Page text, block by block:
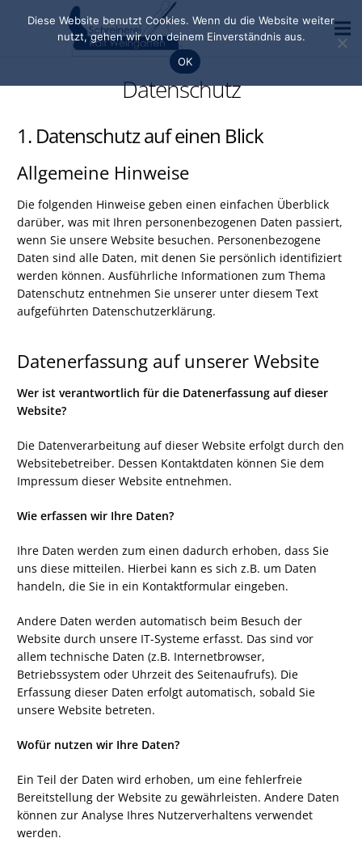
Produkte und Leistungen
Kontakt
Datenschutz
1. Datenschutz auf einen Blick
Allgemeine Hinweise
Die folgenden Hinweise geben einen einfachen Überblick
darüber, was mit Ihren personenbezogenen Daten passiert,
wenn Sie unsere Website besuchen. Personenbezogene
Daten sind alle Daten, mit denen Sie persönlich identifiziert
werden können. Ausführliche Informationen zum Thema
Datenschutz entnehmen Sie unserer unter diesem Text
aufgeführten Datenschutzerklärung.
Datenerfassung auf unserer Website
Wer ist verantwortlich für die Datenerfassung auf dieser
Website?
Die Datenverarbeitung auf dieser Website erfolgt durch den
Websitebetreiber. Dessen Kontaktdaten können Sie dem
Impressum dieser Website entnehmen.
Wie erfassen wir Ihre Daten?
Ihre Daten werden zum einen dadurch erhoben, dass Sie
uns diese mitteilen. Hierbei kann es sich z.B. um Daten
handeln, die Sie in ein Kontaktformular eingeben.
Andere Daten werden automatisch beim Besuch der
Website durch unsere IT-Systeme erfasst. Das sind vor
allem technische Daten (z.B. Internetbrowser,
Betriebssystem oder Uhrzeit des Seitenaufrufs). Die
Erfassung dieser Daten erfolgt automatisch, sobald Sie
unsere Website betreten.
Wofür nutzen wir Ihre Daten?
Ein Teil der Daten wird erhoben, um eine fehlerfreie
Bereitstellung der Website zu gewährleisten. Andere Daten
können zur Analyse Ihres Nutzerverhaltens verwendet
werden.
Diese Website benutzt Cookies. Wenn du die Website weiter
nutzt, gehen wir von deinem Einverständnis aus.
OK